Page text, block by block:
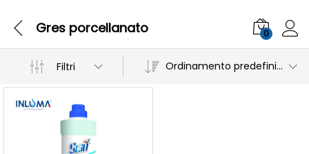
Gres porcellanato 0
Filtri Ordinamento predefinito